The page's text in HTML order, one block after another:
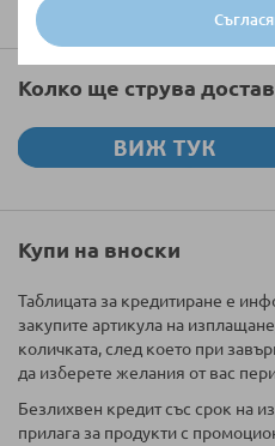
Колко ще струва
Купи на вноски
Таблицата за кредитиране е
закупите артикула на
количката, след което при
да изберете желания от вас
Безлихвен кредит със срок на
прилага за продукти с